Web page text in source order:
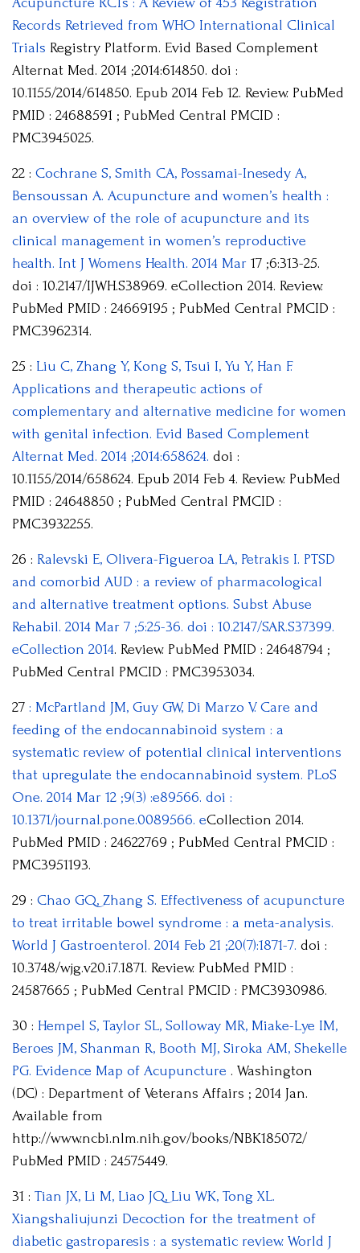
Records Retrieved from WHO International Clinical
Trials Registry Platform. Evid Based Complement
Alternat Med. 2014 ;2014:614850. doi :
10.1155/2014/614850. Epub 2014 Feb 12. Review. PubMed
PMID : 24688591 ; PubMed Central PMCID :
PMC3945025.
22 : Cochrane S, Smith CA, Possamai-Inesedy A,
Bensoussan A. Acupuncture and women’s health :
an overview of the role of acupuncture and its
clinical management in women’s reproductive
health. Int J Womens Health. 2014 Mar 17 ;6:313-25.
doi : 10.2147/IJWH.S38969. eCollection 2014. Review.
PubMed PMID : 24669195 ; PubMed Central PMCID :
PMC3962314.
25 : Liu C, Zhang Y, Kong S, Tsui I, Yu Y, Han F.
Applications and therapeutic actions of
complementary and alternative medicine for women
with genital infection. Evid Based Complement
Alternat Med. 2014 ;2014:658624. doi :
10.1155/2014/658624. Epub 2014 Feb 4. Review. PubMed
PMID : 24648850 ; PubMed Central PMCID :
PMC3932255.
26 : Ralevski E, Olivera-Figueroa LA, Petrakis I. PTSD
and comorbid AUD : a review of pharmacological
and alternative treatment options. Subst Abuse
Rehabil. 2014 Mar 7 ;5:25-36. doi : 10.2147/SAR.S37399.
eCollection 2014. Review. PubMed PMID : 24648794 ;
PubMed Central PMCID : PMC3953034.
27 : McPartland JM, Guy GW, Di Marzo V. Care and
feeding of the endocannabinoid system : a
systematic review of potential clinical interventions
that upregulate the endocannabinoid system. PLoS
One. 2014 Mar 12 ;9(3) :e89566. doi :
10.1371/journal.pone.0089566. eCollection 2014.
PubMed PMID : 24622769 ; PubMed Central PMCID :
PMC3951193.
29 : Chao GQ, Zhang S. Effectiveness of acupuncture
to treat irritable bowel syndrome : a meta-analysis.
World J Gastroenterol. 2014 Feb 21 ;20(7):1871-7. doi :
10.3748/wjg.v20.i7.1871. Review. PubMed PMID :
24587665 ; PubMed Central PMCID : PMC3930986.
30 : Hempel S, Taylor SL, Solloway MR, Miake-Lye IM,
Beroes JM, Shanman R, Booth MJ, Siroka AM, Shekelle
PG. Evidence Map of Acupuncture . Washington
(DC) : Department of Veterans Affairs ; 2014 Jan.
Available from
http://www.ncbi.nlm.nih.gov/books/NBK185072/
PubMed PMID : 24575449.
31 : Tian JX, Li M, Liao JQ, Liu WK, Tong XL.
Xiangshaliujunzi Decoction for the treatment of
diabetic gastroparesis : a systematic review. World J